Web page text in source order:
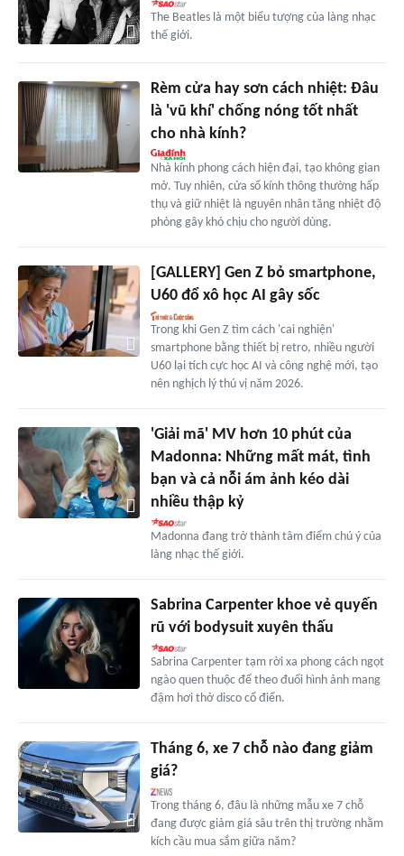
The Beatles là một biểu tượng của làng nhạc
thế giới.
Rèm cửa hay sơn cách nhiệt: Đâu
là 'vũ khí' chống nóng tốt nhất
cho nhà kính?
Nhà kính phong cách hiện đại, tạo không gian
mở. Tuy nhiên, cửa sổ kính thông thường hấp
thụ và giữ nhiệt là nguyên nhân tăng nhiệt độ
phòng gây khó chịu cho người dùng.
[GALLERY] Gen Z bỏ smartphone,
U60 đổ xô học AI gây sốc
Trong khi Gen Z tìm cách 'cai nghiện'
smartphone bằng thiết bị retro, nhiều người
U60 lại tích cực học AI và công nghệ mới, tạo
nên nghịch lý thú vị năm 2026.
'Giải mã' MV hơn 10 phút của
Madonna: Những mất mát, tình
bạn và cả nỗi ám ảnh kéo dài
nhiều thập kỷ
Madonna đang trở thành tâm điểm chú ý của
làng nhạc thế giới.
Sabrina Carpenter khoe vẻ quyến
rũ với bodysuit xuyên thấu
Sabrina Carpenter tạm rời xa phong cách ngọt
ngào quen thuộc để theo đuổi hình ảnh mang
đậm hơi thở disco cổ điển.
Tháng 6, xe 7 chỗ nào đang giảm
giá?
Trong tháng 6, đâu là những mẫu xe 7 chỗ
đang được giảm giá sâu trên thị trường nhằm
kích cầu mua sắm giữa năm?